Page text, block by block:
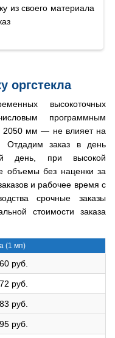
из своего материала
оргстекла
высокоточных
программным
2050 мм — не влияет на
Отдадим заказ в день
день, при высокой
объемы без наценки за
и рабочее время с
срочные заказы
стоимости заказа
(1 мп)
руб.
руб.
руб.
руб.